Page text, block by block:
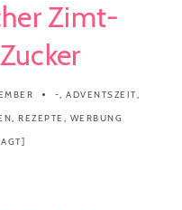
Zimt-
-,ADVENTSZEIT,
,REZEPTE , WERBUNG